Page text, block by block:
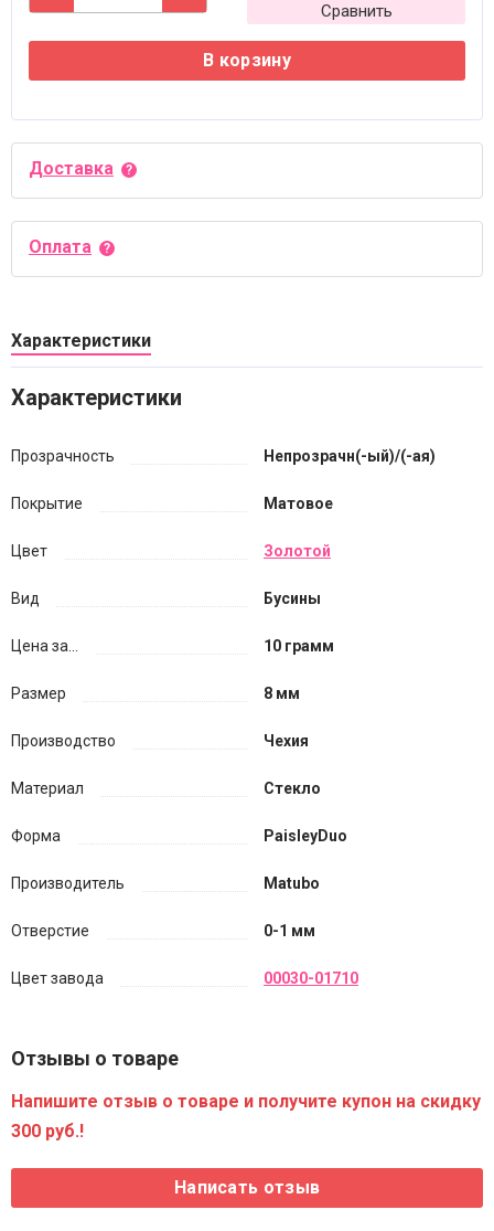
Сравнить
В корзину
Доставка
Оплата
Характеристики
Характеристики
Прозрачность Непрозрачн(-ый)/(-ая)
Покрытие Матовое
Цвет Золотой
Вид Бусины
Цена за... 10 грамм
Размер 8 мм
Производство Чехия
Материал Стекло
Форма PaisleyDuo
Производитель Matubo
Отверстие 0-1 мм
Цвет завода 00030-01710
Отзывы о товаре
Напишите отзыв о товаре и получите купон на скидку
300 руб.!